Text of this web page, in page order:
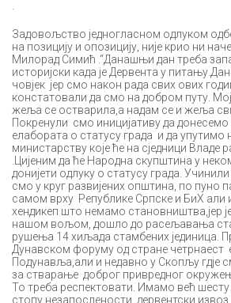
Задовољство једногласном одлуком
на позицију и опозицију, није крио ни
Милорад Симић .“Данашњи дан треба
историјски када је Дервента у
човјек јер смо након рада свих ових
констатовали да смо на добром путу.
жеља се остварила,а надам се и жеља
Покренули смо иницијативу да
елабората о статусу града и да
министарству које ће на сједници Владе
.Цијеним да ће Народна скупштина у
донијети одлуку о статусу града.
смо у круг развијених општина, по пуно
самом врху Републике Српске и БиХ али
хендикеп што немамо становништва,јер
нашом вољом, дошло до расељавања
рушења 14 хиљада стамбених јединица.
Дунавском форуму од стране четрнаест
Подунавља,али и недавно у Скопљу гдје
за стварање доброг привредног
То треба респектовати. Имамо већ
стопу незапослености, дервентски